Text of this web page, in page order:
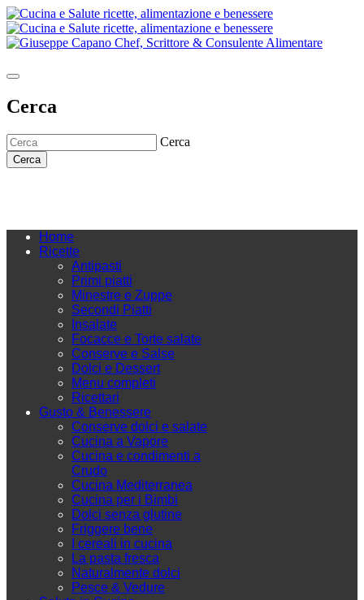
Cerca
Cerca
Cerca
Home
Ricette
Antipasti
Primi piatti
Minestre e Zuppe
Secondi Piatti
Insalate
Focacce e Torte salate
Conserve e Salse
Dolci e Dessert
Menu completi
Ricettari
Gusto & Benessere
Conserve dolci e salate
Cucina a Vapore
Cucina e condimenti a
Crudo
Cucina Mediterranea
Cucina per i Bimbi
Dolci senza glutine
Friggere bene
I cereali in cucina
La pasta fresca
Naturalmente dolci
Pesce & Vedure